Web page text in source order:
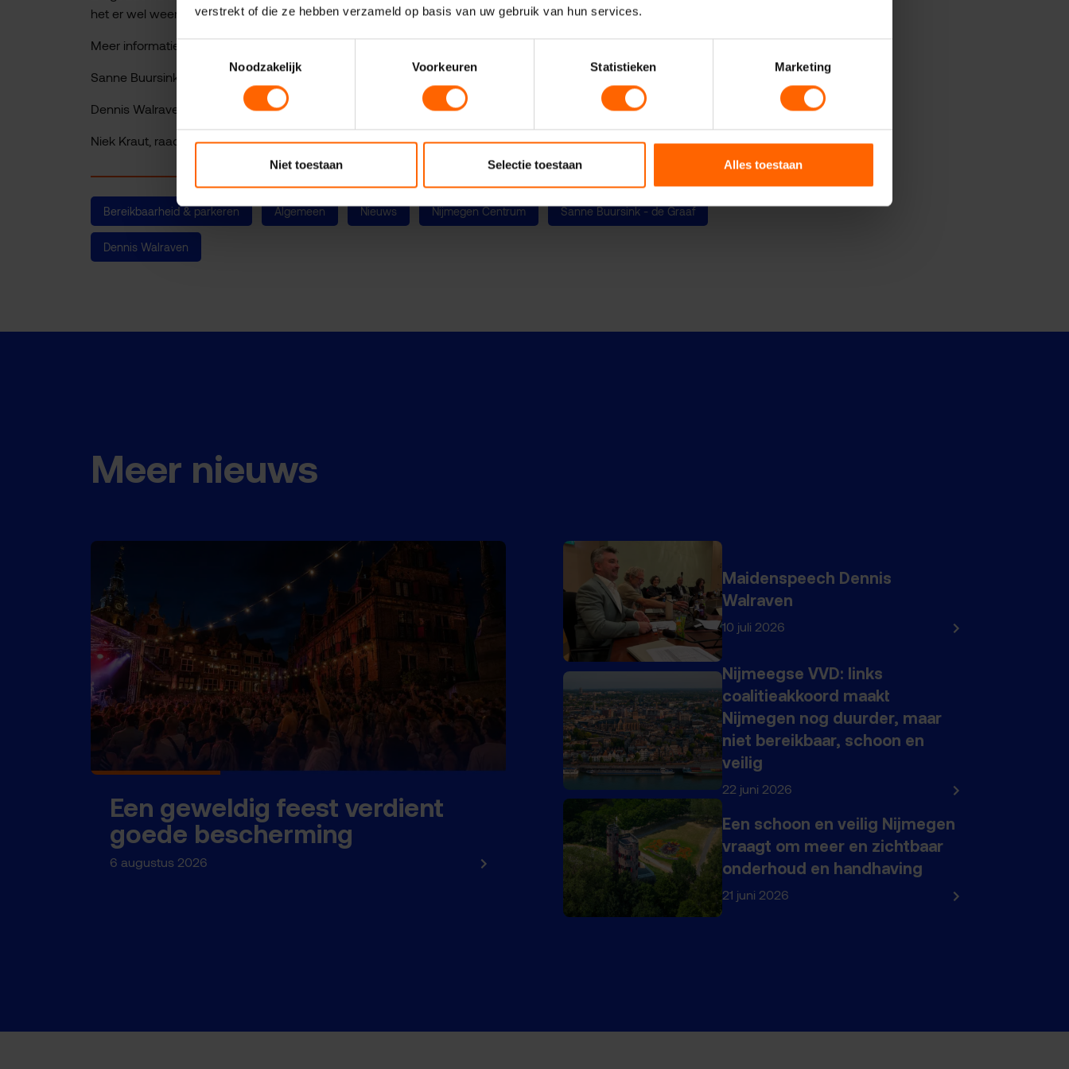
verstrekt of die ze hebben verzameld op basis van uw gebruik van hun services.
Toestemmingsselectie
Noodzakelijk
Voorkeuren Statistieken Marketing
Niet toestaan Selectie toestaan Alles toestaan
het er wel weer op uit draaien dat dit de volgende aderlating voor de Nijmeegse doorstroming gaat zijn.
Meer informatie
Sanne Buursink-de Graaf, raadslid VVD en oa lid van de commissie grote Binnenstedelijke projecten
Dennis Walraven, fractievolger en o.a. specialist grote binnenstedelijke projecten
Niek Kraut, raadlid VVD en o.a. verantwoordelijk voor mobiliteit
Bereikbaarheid & parkeren Algemeen Nieuws Nijmegen Centrum Sanne Buursink - de Graaf
Dennis Walraven
Meer nieuws
Een geweldig feest verdient
goede bescherming
6 augustus 2026
Maidenspeech Dennis
Walraven
10 juli 2026
Nijmeegse VVD: links
coalitieakkoord maakt
Nijmegen nog duurder, maar
niet bereikbaar, schoon en
veilig
22 juni 2026
Een schoon en veilig Nijmegen
vraagt om meer en zichtbaar
onderhoud en handhaving
21 juni 2026